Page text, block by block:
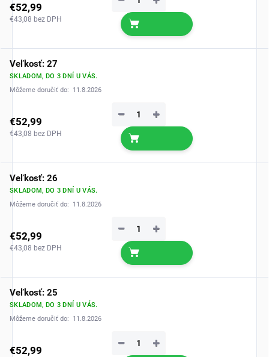
€52,99
€43,08 bez DPH
Veľkosť: 27
SKLADOM, DO 3 DNÍ U VÁS.
Môžeme doručiť do:
11.8.2026
€52,99
€43,08 bez DPH
+
−
Veľkosť: 26
SKLADOM, DO 3 DNÍ U VÁS.
Môžeme doručiť do:
11.8.2026
€52,99
€43,08 bez DPH
+
−
Veľkosť: 25
SKLADOM, DO 3 DNÍ U VÁS.
Môžeme doručiť do:
11.8.2026
€52,99 +
−